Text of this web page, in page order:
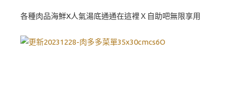
各種肉品海鮮X人氣湯底通通在這裡Ｘ自助吧無限享用